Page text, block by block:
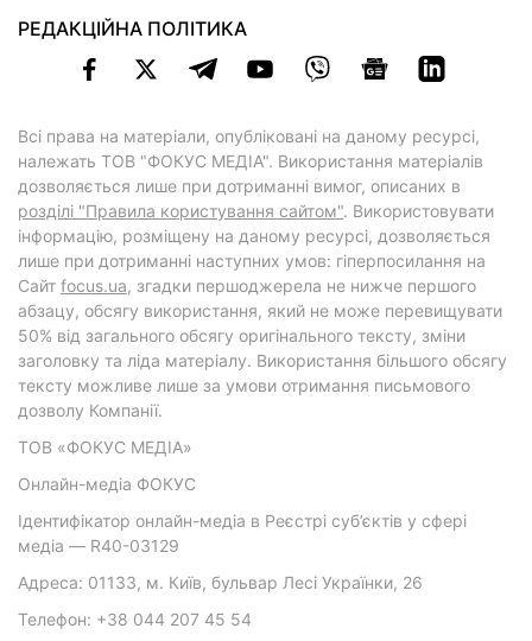
РЕДАКЦІЙНА ПОЛІТИКА
Всі права на матеріали, опубліковані на даному ресурсі,
належать ТОВ "ФОКУС МЕДІА". Використання матеріалів
дозволяється лише при дотриманні вимог, описаних в
розділі "Правила користування сайтом". Використовувати
інформацію, розміщену на даному ресурсі, дозволяється
лише при дотриманні наступних умов: гіперпосилання на
Cайт focus.ua, згадки першоджерела не нижче першого
абзацу, обсягу використання, який не може перевищувати
50% від загального обсягу оригінального тексту, зміни
заголовку та ліда матеріалу. Використання більшого обсягу
тексту можливе лише за умови отримання письмового
дозволу Компанії.
ТОВ «ФОКУС МЕДІА»
Онлайн-медіа ФОКУС
Ідентифікатор онлайн-медіа в Реєстрі суб’єктів у сфері
медіа — R40-03129
Адреса: 01133, м. Київ, бульвар Лесі Українки, 26
Телефон: +38 044 207 45 54